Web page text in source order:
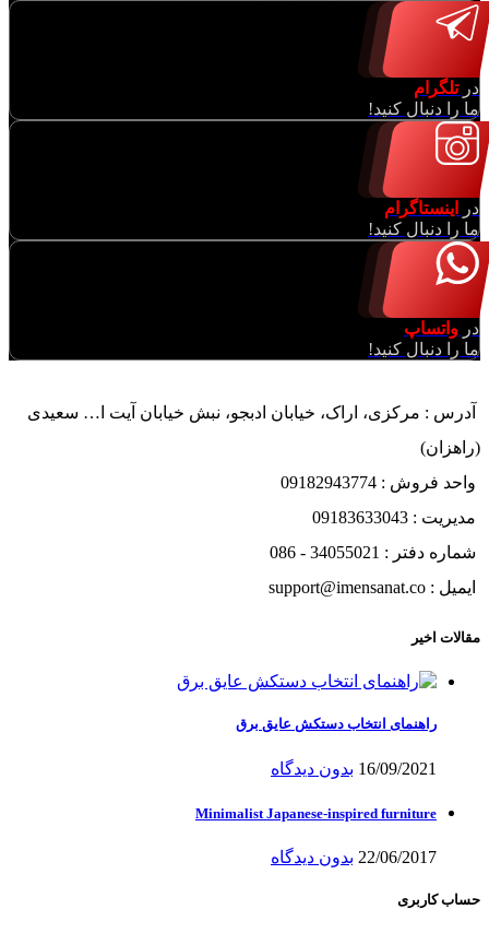
درتلگرام
ما را دنبال کنید!
در
اینستاگرام
ما را دنبال کنید!
در واتساپ
ما را دنبال کنید!
آدرس : مرکزی، اراک، خیابان ادبجو، نبش خیابان آیت ا… سعیدی
(راهزان)
واحد فروش : 09182943774
مدیریت : 09183633043
شماره دفتر : 34055021 - 086
ایمیل : support@imensanat.co
مقالات اخیر
راهنمای انتخاب دستکش عایق برق
16/09/2021 بدون دیدگاه
Minimalist Japanese-inspired furniture
22/06/2017 بدون دیدگاه
حساب کاربری